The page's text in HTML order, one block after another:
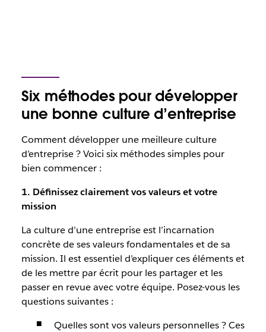
Six méthodes pour développer
une bonne culture d’entreprise
Comment développer une meilleure culture
d’entreprise ? Voici six méthodes simples pour
bien commencer :
1. Définissez clairement vos valeurs et votre
mission
La culture d’une entreprise est l’incarnation
concrète de ses valeurs fondamentales et de sa
mission. Il est essentiel d’expliquer ces éléments et
de les mettre par écrit pour les partager et les
passer en revue avec votre équipe. Posez-vous les
questions suivantes :
Quelles sont vos valeurs personnelles ? Ces